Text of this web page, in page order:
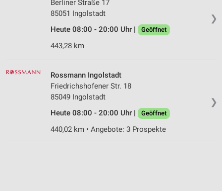
❯
Berliner Straße 17
85051 Ingolstadt
Heute 08:00 - 20:00 Uhr |
Geöffnet
443,28 km
❯
Rossmann Ingolstadt
Friedrichshofener Str. 18
85049 Ingolstadt
Heute 08:00 - 20:00 Uhr |
Geöffnet
440,02 km • Angebote: 3 Prospekte